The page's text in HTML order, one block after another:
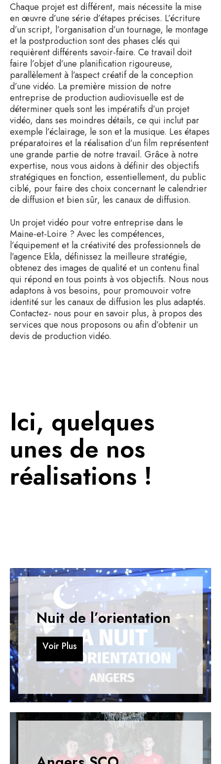
Chaque projet est différent, mais nécessite la mise
en œuvre d’une série d’étapes précises. L’écriture
d’un script, l’organisation d’un tournage, le montage
et la postproduction sont des phases clés qui
requièrent différents savoir-faire. Ce travail doit
faire l’objet d’une planification rigoureuse,
parallèlement à l’aspect créatif de la conception
d’une vidéo. La première mission de notre
entreprise de production audiovisuelle est de
déterminer quels sont les impératifs d’un projet
vidéo, dans ses moindres détails, ce qui inclut par
exemple l’éclairage, le son et la musique. Les étapes
préparatoires et la réalisation d’un film représentent
une grande partie de notre travail. Grâce à notre
expertise, nous vous aidons à définir des objectifs
stratégiques en fonction, essentiellement, du public
ciblé, pour faire des choix concernant le calendrier
de diffusion et bien sûr, les canaux de diffusion.
Un projet vidéo pour votre entreprise dans le
Maine-et-Loire ? Avec les compétences,
l’équipement et la créativité des professionnels de
l’agence Ekla, définissez la meilleure stratégie,
obtenez des images de qualité et un contenu final
qui répond en tous points à vos objectifs. Nous nous
adaptons à vos besoins, pour promouvoir votre
identité sur les canaux de diffusion les plus adaptés.
Contactez- nous pour en savoir plus, à propos des
services que nous proposons ou afin d’obtenir un
devis de production vidéo.
Ici, quelques
unes de nos
réalisations !
Nuit de l’orientation
Voir Plus
Voir Plus